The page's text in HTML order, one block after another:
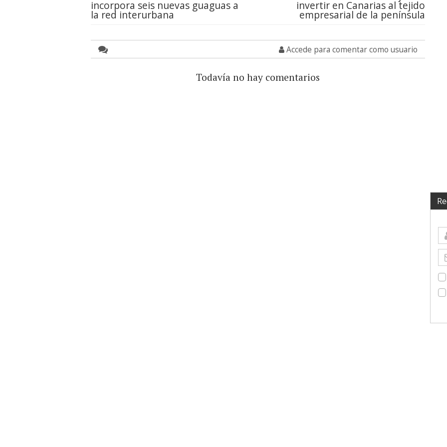
incorpora seis nuevas guaguas a
la red interurbana
invertir en Canarias al tejido
empresarial de la península
Accede para comentar como usuario
Todavía no hay comentarios